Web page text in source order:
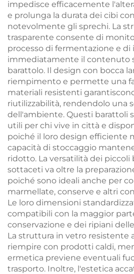
impedisce efficacemente
e prolunga la durata dei cibi
notevolmente gli sprechi. La
trasparente consente di
processo di fermentazione e di
immediatamente il contenuto
barattolo. Il design con bocca
riempimento e permette una
materiali resistenti
riutilizzabilità, rendendolo una
dell'ambiente. Questi barattoli
utili per chi vive in città e
poiché il loro design efficiente
capacità di stoccaggio
ridotto. La versatilità dei piccoli
sottaceti va oltre la
poiché sono ideali anche per
marmellate, conserve e altri
Le loro dimensioni
compatibili con la maggior
conservazione e dei ripiani
La struttura in vetro resistente
riempire con prodotti caldi,
ermetica previene eventuali
trasporto. Inoltre, l'estetica